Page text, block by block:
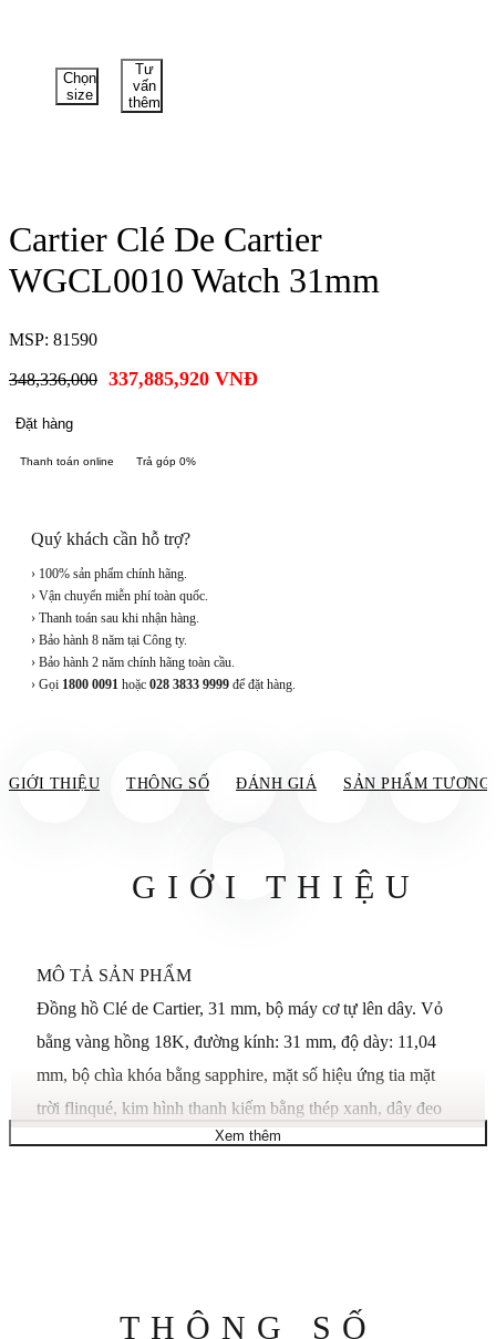
Chọn
size
Tư
vấn
thêm
Cartier Clé De Cartier
WGCL0010 Watch 31mm
MSP: 81590
348,336,000 337,885,920 VNĐ
Đặt hàng
Thanh toán online Trả góp 0%
Quý khách cần hỗ trợ?
› 100% sản phẩm chính hãng.
› Vận chuyển miễn phí toàn quốc.
› Thanh toán sau khi nhận hàng.
› Bảo hành 8 năm tại Công ty.
› Bảo hành 2 năm chính hãng toàn cầu.
› Gọi 1800 0091 hoặc 028 3833 9999 để đặt hàng.
GIỚI THIỆU THÔNG SỐ ĐÁNH GIÁ SẢN PHẨM TƯƠNG
GIỚI THIỆU
MÔ TẢ SẢN PHẨM
Đồng hồ Clé de Cartier, 31 mm, bộ máy cơ tự lên dây. Vỏ
bằng vàng hồng 18K, đường kính: 31 mm, độ dày: 11,04
mm, bộ chìa khóa bằng sapphire, mặt số hiệu ứng tia mặt
trời flinqué, kim hình thanh kiếm bằng thép xanh, dây đeo
da cá sấu màu nâu, khóa ardillon bằng vàng hồng 18K.
đường cong mềm mại, đường nét gọn gàng và hình dáng bo
Xem thêm
THÔNG SỐ